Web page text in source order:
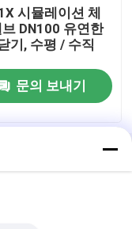
시뮬레이션 체
DN100 유연한
기, 수평 / 수직
문의 보내기